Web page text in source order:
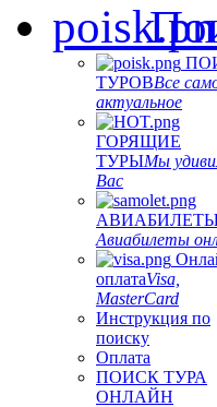
ТУРОВВсе
актуальное
ГОРЯЩИЕ
ТУРЫМы
Вас
Авиабилеты
оплатаVisa,
MasterCard
Инструкция по
поиску
Оплата
ПОИСК ТУРА
ОНЛАЙН